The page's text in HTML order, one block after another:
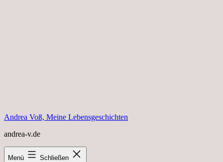
Andrea Voß, Meine Lebensgeschichten
andrea-v.de
Menü Schließen